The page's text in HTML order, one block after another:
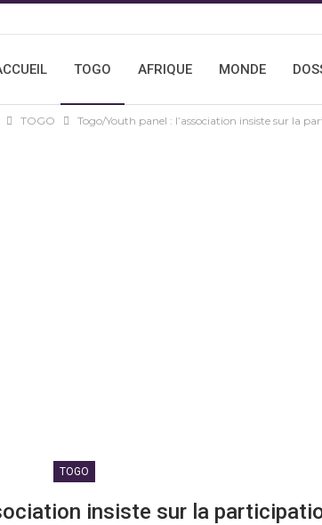
TOGO AFRIQUE MONDE
TOGO Togo/Youth panel : l’association insiste sur la
TOGO
insiste sur la